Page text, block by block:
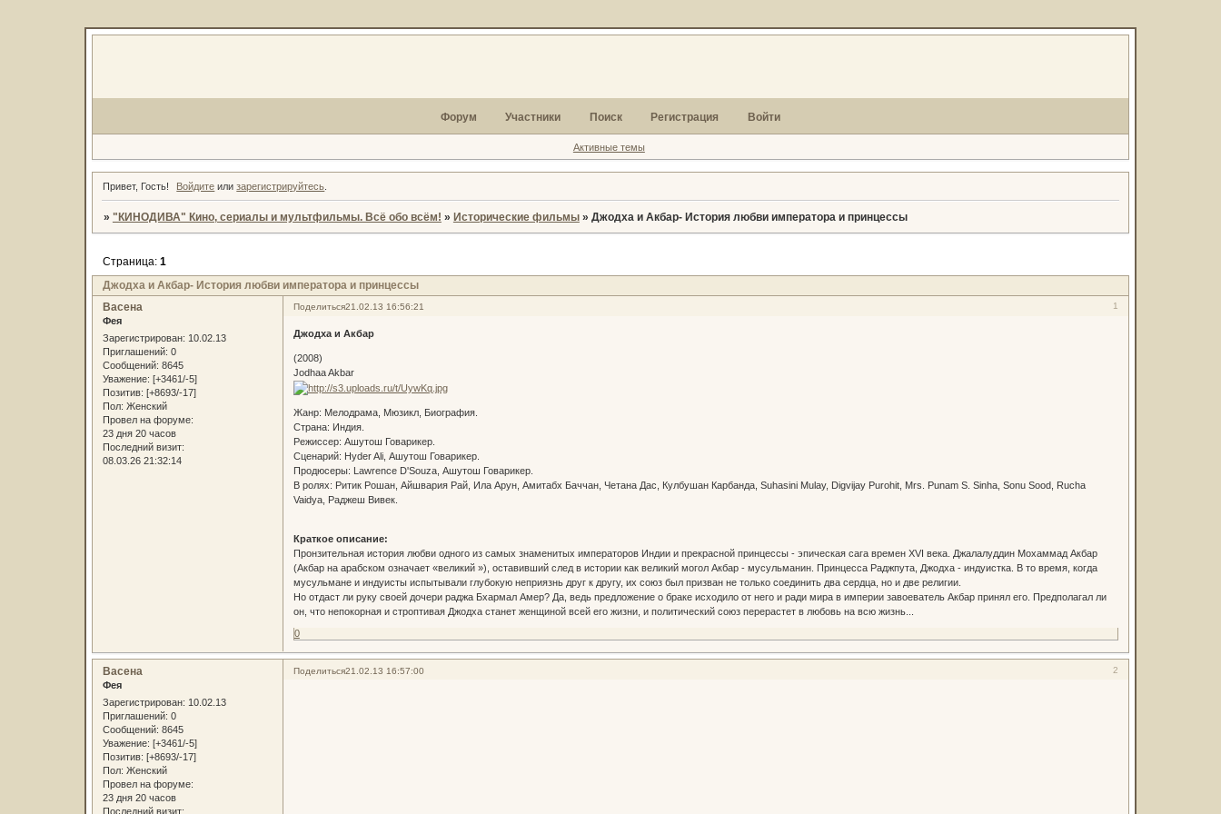
Форум Участники Поиск Регистрация Войти
Активные темы
Привет, Гость! Войдите илизарегистрируйтесь
» "КИНОДИВА" Кино, сериалы и мультфильмы. Всё обо всём! » Исторические фильмы » Джодха и Акбар- История любви императора и принцессы
Джодха и Акбар- История любви императора и принцессы
Страница: 1
Поделиться 1
21.02.13 16:56:21
Васена
Фея
Зарегистрирован: 10.02.13
Приглашений: 0
Сообщений: 8645
Уважение: [+3461/-5]
Позитив: [+8693/-17]
Пол: Женский
Провел на форуме:
23 дня 20 часов
Последний визит:
08.03.26 21:32:14
Джодха и Акбар
(2008)
Jodhaa Akbar
Жанр: Мелодрама, Мюзикл, Биография.
Страна: Индия.
Режиссер: Ашутош Говарикер.
Сценарий: Hyder Ali, Ашутош Говарикер.
Продюсеры: Lawrence D'Souza, Ашутош Говарикер.
В ролях: Ритик Рошан, Айшвария Рай, Ила Арун, Амитабх Баччан, Четана Дас, Кулбушан Карбанда, Suhasini Mulay, Digvijay Purohit, Mrs. Punam S. Sinha, Sonu Sood, Rucha
Vaidya, Раджеш Вивек.
Краткое описание:
Пронзительная история любви одного из самых знаменитых императоров Индии и прекрасной принцессы - эпическая сага времен XVI века. Джалалуддин Мохаммад Акбар
(Акбар на арабском означает «великий »), оставивший след в истории как великий могол Акбар - мусульманин. Принцесса Раджпута, Джодха - индуистка. В то время, когда
мусульмане и индуисты испытывали глубокую неприязнь друг к другу, их союз был призван не только соединить два сердца, но и две религии.
Но отдаст ли руку своей дочери раджа Бхармал Амер? Да, ведь предложение о браке исходило от него и ради мира в империи завоеватель Акбар принял его. Предполагал ли
он, что непокорная и строптивая Джодха станет женщиной всей его жизни, и политический союз перерастет в любовь на всю жизнь...
0
Поделиться 2
21.02.13 16:57:00
Васена
Фея
Зарегистрирован: 10.02.13
Приглашений: 0
Сообщений: 8645
Уважение: [+3461/-5]
Позитив: [+8693/-17]
Пол: Женский
Провел на форуме:
23 дня 20 часов
Последний визит: